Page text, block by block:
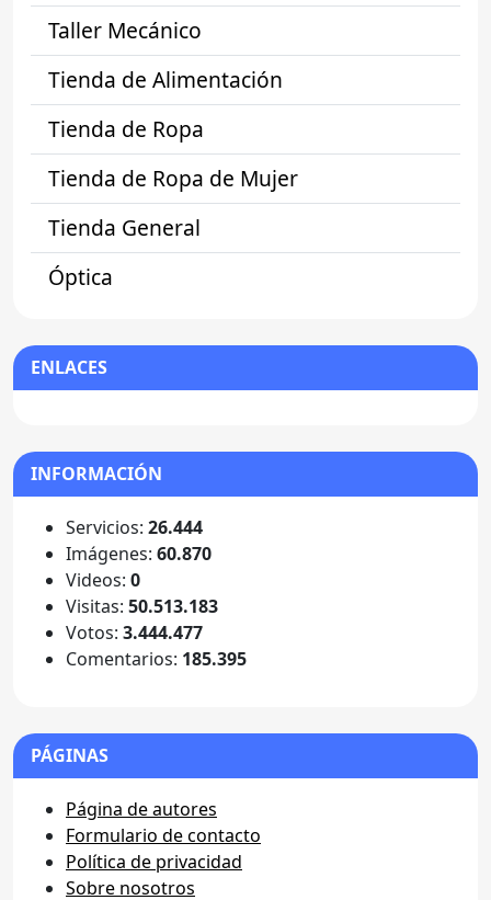
Taller Mecánico
Tienda de Alimentación
Tienda de Ropa
Tienda de Ropa de Mujer
Tienda General
Óptica
ENLACES
INFORMACIÓN
Servicios: 26.444
Imágenes: 60.870
Videos: 0
Visitas: 50.513.183
Votos: 3.444.477
Comentarios: 185.395
PÁGINAS
Página de autores
Formulario de contacto
Política de privacidad
Sobre nosotros